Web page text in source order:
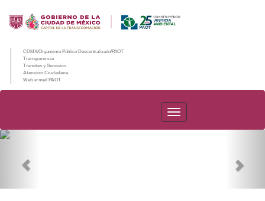
CDMX/Organismo Público Descentralizado/PAOT
Transparencia
Trámites y Servicios
Atención Ciudadana
Web e-mail PAOT
PAOT